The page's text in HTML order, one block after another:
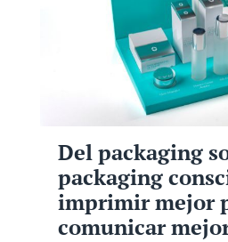
Del packaging
packaging
imprimir mejor
comunicar